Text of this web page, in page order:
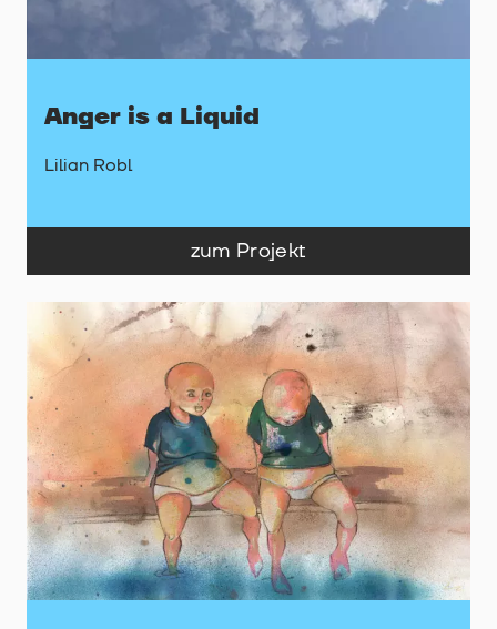
Anger is a Liquid
Lilian Robl
zum Projekt